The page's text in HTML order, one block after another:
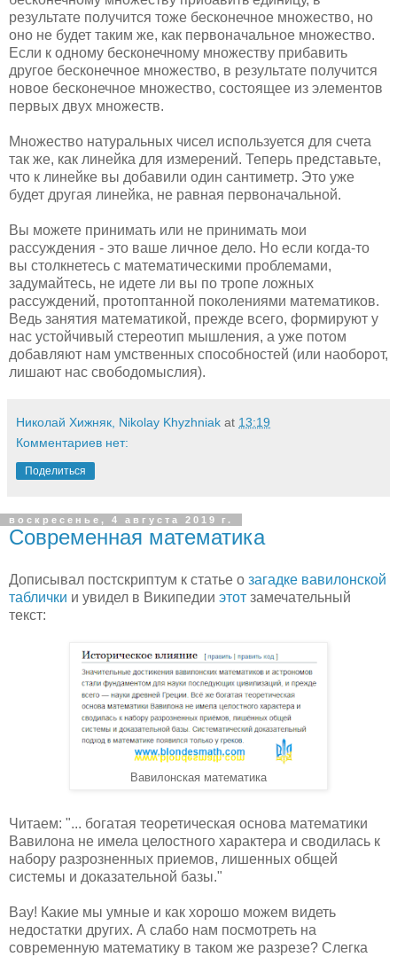
результате получится тоже бесконечное множество, но
оно не будет таким же, как первоначальное множество.
Если к одному бесконечному множеству прибавить
другое бесконечное множество, в результате получится
новое бесконечное множество, состоящее из элементов
первых двух множеств.
Множество натуральных чисел используется для счета
так же, как линейка для измерений. Теперь представьте,
что к линейке вы добавили один сантиметр. Это уже
будет другая линейка, не равная первоначальной.
Вы можете принимать или не принимать мои
рассуждения - это ваше личное дело. Но если когда-то
вы столкнетесь с математическими проблемами,
задумайтесь, не идете ли вы по тропе ложных
рассуждений, протоптанной поколениями математиков.
Ведь занятия математикой, прежде всего, формируют у
нас устойчивый стереотип мышления, а уже потом
добавляют нам умственных способностей (или наоборот,
лишают нас свободомыслия).
Николай Хижняк, Nikolay Khyzhniak at 13:19
Комментариев нет:
Поделиться
воскресенье, 4 августа 2019 г.
Современная математика
Дописывал постскриптум к статье о загадке вавилонской
таблички и увидел в Википедии этот замечательный
текст:
Вавилонская математика
Читаем: "... богатая теоретическая основа математики
Вавилона не имела целостного характера и сводилась к
набору разрозненных приемов, лишенных общей
системы и доказательной базы."
Вау! Какие мы умные и как хорошо можем видеть
недостатки других. А слабо нам посмотреть на
современную математику в таком же разрезе? Слегка